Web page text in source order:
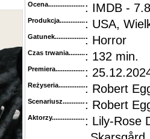
Ocena.............................................
: IMDB -
Produkcja.........................................
: USA,
Gatunek...........................................
: Horror
Czas trwania......................................
: 132 min.
Premiera..........................................
:
Reżyseria........................................
: Robert
Scenariusz........................................
: Robert
Aktorzy...........................................
: Lily-Rose